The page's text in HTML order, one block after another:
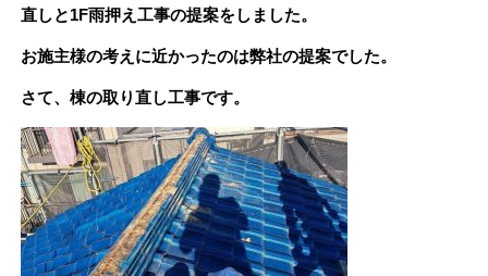
直しと1F雨押え工事の提案をしました。
お施主様の考えに近かったのは弊社の提案でした。
さて、棟の取り直し工事です。